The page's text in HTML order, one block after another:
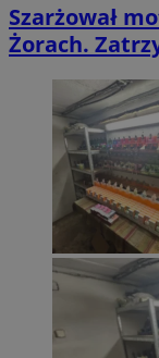
Szarżował
Żorach.